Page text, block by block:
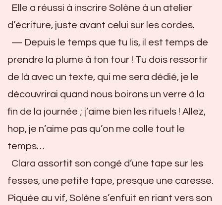
Elle a réussi à inscrire Solène à un atelier
d’écriture, juste avant celui sur les cordes.
— Depuis le temps que tu lis, il est temps de
prendre la plume à ton tour ! Tu dois ressortir
de là avec un texte, qui me sera dédié, je le
découvrirai quand nous boirons un verre à la
fin de la journée ; j’aime bien les rituels ! Allez,
hop, je n’aime pas qu’on me colle tout le
temps…
Clara assortit son congé d’une tape sur les
fesses, une petite tape, presque une caresse.
Piquée au vif, Solène s’enfuit en riant vers son